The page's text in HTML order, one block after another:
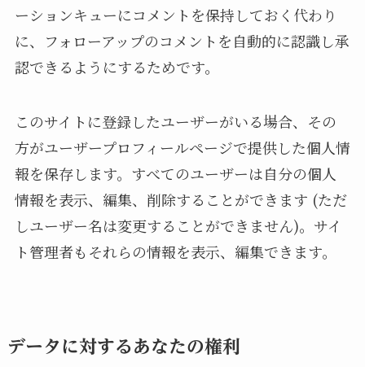
ーションキューにコメントを保持しておく代わり
に、フォローアップのコメントを自動的に認識し承
認できるようにするためです。
このサイトに登録したユーザーがいる場合、その
方がユーザープロフィールページで提供した個人情
報を保存します。すべてのユーザーは自分の個人
情報を表示、編集、削除することができます (ただ
しユーザー名は変更することができません)。サイ
ト管理者もそれらの情報を表示、編集できます。
データに対するあなたの権利